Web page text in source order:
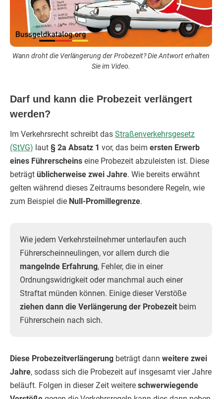
Wann droht die Verlängerung der Probezeit? Die Antwort erhalten
Sie im Video.
Darf und kann die Probezeit verlängert
werden?
Im Verkehrsrecht schreibt das Straßenverkehrsgesetz
(StVG) laut § 2a Absatz 1 vor, das beim ersten Erwerb
eines Führerscheins eine Probezeit abzuleisten ist. Diese
beträgt üblicherweise zwei Jahre. Wie bereits erwähnt
gelten während dieses Zeitraums besondere Regeln, wie
zum Beispiel die Null-Promillegrenze.
Wie jedem Verkehrsteilnehmer unterlaufen auch
Führerscheinneulingen, vor allem durch die
mangelnde Erfahrung, Fehler, die in einer
Ordnungswidrigkeit oder manchmal auch einer
Straftat münden können. Einige dieser Verstöße
ziehen dann die Verlängerung der Probezeit beim
Führerschein nach sich.
Diese Probezeitverlängerung beträgt dann weitere zwei
Jahre, sodass sich die Probezeit auf insgesamt vier Jahre
beläuft. Folgen in dieser Zeit weitere schwerwiegende